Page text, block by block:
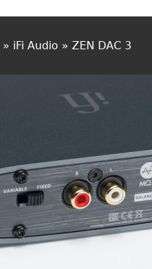
» iFi Audio » ZEN DAC 3